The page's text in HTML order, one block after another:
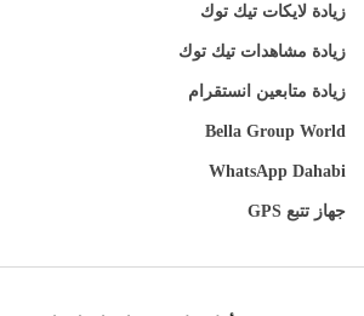
زيادة لايكات تيك توك
زيادة مشاهدات تيك توك
زيادة متابعين انستقرام
Bella Group World
WhatsApp Dahabi
جهاز تتبع GPS